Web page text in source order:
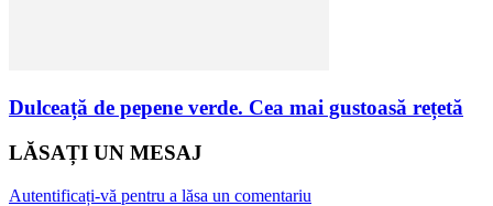
Dulceață de pepene verde. Cea mai gustoasă rețetă
LĂSAȚI UN MESAJ
Autentificați-vă pentru a lăsa un comentariu